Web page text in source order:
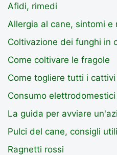
Afidi, rimedi
Allergia al cane, sintomi e
Coltivazione dei funghi in
Come coltivare le fragole
Come togliere tutti i
Consumo elettrodomestici
La guida per avviare
Pulci del cane, consigli utili
Ragnetti rossi